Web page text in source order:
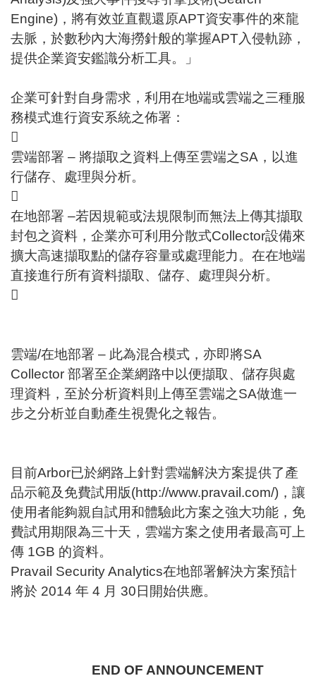
Engine)，將有效並直觀還原APT資安事件的來龍
去脈，於數秒內大海撈針般的掌握APT入侵軌跡，
提供企業資安鑑識分析工具。」
企業可針對自身需求，利用在地端或雲端之三種服
務模式進行資安系統之佈署：

雲端部署 – 將擷取之資料上傳至雲端之SA，以進
行儲存、處理與分析。

在地部署 –若因規範或法規限制而無法上傳其擷取
封包之資料，企業亦可利用分散式Collector設備來
擴大高速擷取點的儲存容量或處理能力。在在地端
直接進行所有資料擷取、儲存、處理與分析。

雲端/在地部署 – 此為混合模式，亦即將SA
Collector 部署至企業網路中以便擷取、儲存與處
理資料，至於分析資料則上傳至雲端之SA做進一
步之分析並自動產生視覺化之報告。
目前Arbor已於網路上針對雲端解決方案提供了產
品示範及免費試用版(http://www.pravail.com/)，讓
使用者能夠親自試用和體驗此方案之強大功能，免
費試用期限為三十天，雲端方案之使用者最高可上
傳 1GB 的資料。
Pravail Security Analytics在地部署解決方案預計
將於 2014 年 4 月 30日開始供應。
END OF ANNOUNCEMENT